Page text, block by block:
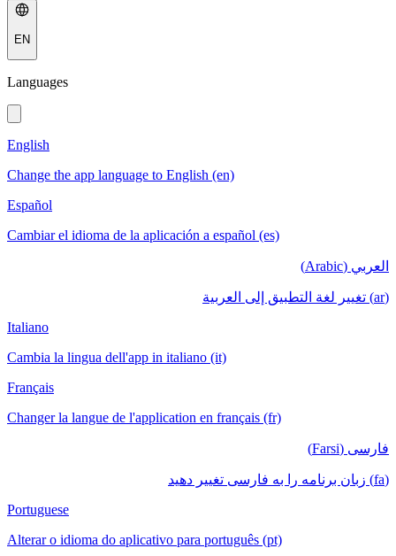
EN
Languages
English
Change the app language to English (en)
Español
Cambiar el idioma de la aplicación a español (es)
العربي (Arabic)
(ar) تغيير لغة التطبيق إلى العربية
Italiano
Cambia la lingua dell'app in italiano (it)
Français
Changer la langue de l'application en français (fr)
فارسی (Farsi)
(fa) زبان برنامه را به فارسی تغییر دهید
Portuguese
Alterar o idioma do aplicativo para português (pt)